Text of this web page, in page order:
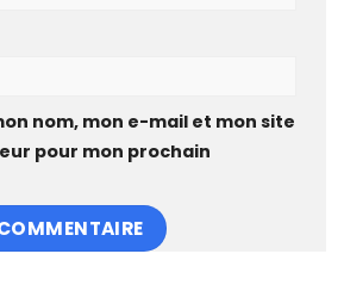
nom, mon e-mail et mon site
pour mon prochain